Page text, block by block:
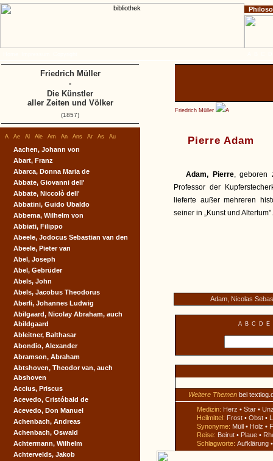
Friedrich Müller A
Pierre Adam
Adam, Pierre, geboren
Professor der
lieferte außer mehreren
seiner in „Kunst und Altertum".
Adam, Nicolas
A B C D E
Weitere Themen bei
Medizin: Herz • Star •
Heilmittel: Frost • Obst •
Synonyme: Müll • Holz •
Reise: Beirut • Plaue •
Schlagworte: Aufklärung
A Ae Al Ale Am An Ans Ar As Au
Aachen, Johann von
Abart, Franz
Abarca, Donna Maria de
Abbate, Giovanni dell'
Abbate, Niccolò dell'
Abbatini, Guido Ubaldo
Abbema, Wilhelm von
Abbiati, Filippo
Abeele, Jodocus Sebastian van den
Abeele, Pieter van
Abel, Joseph
Abel, Gebrüder
Abels, John
Abels, Jacobus Theodorus
Aberli, Johannes Ludwig
Abilgaard, Nicolay Abraham, auch
Abildgaard
Ableitner, Balthasar
Abondio, Alexander
Abramson, Abraham
Abtshoven, Theodor van, auch
Abshoven
Accius, Priscus
Acevedo, Cristóbald de
Acevedo, Don Manuel
Achenbach, Andreas
Achenbach, Oswald
Achtermann, Wilhelm
Achtervelds, Jakob
Friedrich Müller
-
Die Künstler
aller Zeiten und Völker
(1857)